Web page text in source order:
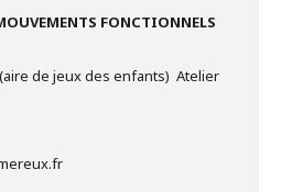
FONCTIONNELS
de jeux des enfants) Atelier